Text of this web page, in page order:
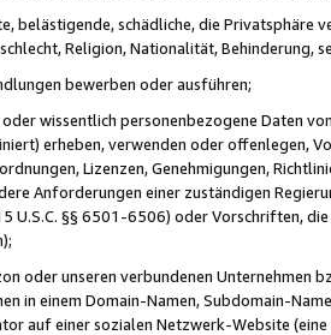
belästigende, schädliche, die Privatsphäre
Religion, Nationalität, Behinderung,
bewerben oder ausführen;
wissentlich personenbezogene Daten
erheben, verwenden oder offenlegen,
Lizenzen, Genehmigungen,
Anforderungen einer zuständigen
U.S.C. §§ 6501-6506) oder Vorschriften,
oder unseren verbundenen Unternehmen
in einem Domain-Namen, Subdomain-
auf einer sozialen Netzwerk-Website